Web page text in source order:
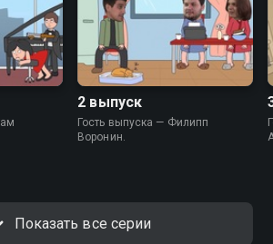
2 выпуск
Гость выпуска — Филипп
Воронин.
Показать все серии